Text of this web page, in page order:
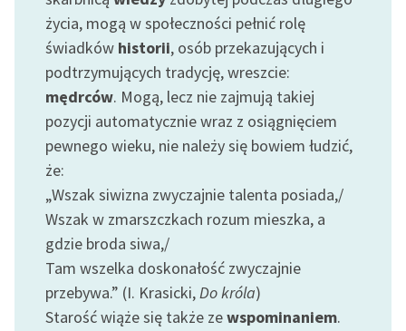
niepełnosprawnościami
Popularyzacja
skandynawskiej literatury
feministycznej
Ręce pełne poezji
Kolekcje edukacyjne
twórców przechodzących
do domeny publicznej,
lektur szkolnych oraz
Starego Testamentu
Odkurzamy bohaterów
życia, mogą w społeczności pełnić rolę
świadków historii, osób przekazujących i
podtrzymujących tradycję, wreszcie:
mędrców. Mogą, lecz nie zajmują takiej
pozycji automatycznie wraz z osiągnięciem
pewnego wieku, nie należy się bowiem łudzić,
że:
„Wszak siwizna zwyczajnie talenta posiada,/
Wszak w zmarszczkach rozum mieszka, a
gdzie broda siwa,/
Tam wszelka doskonałość zwyczajnie
przebywa.” (I. Krasicki,Do króla)
Starość wiąże się także zewspominaniem.